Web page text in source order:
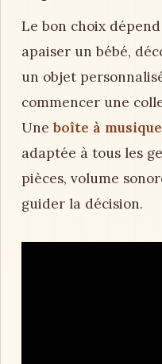
Le bon choix dépend
apaiser un bébé,
un objet
commencer une
Uneboîte à musique
adaptée à tous les
pièces, volume
guider la décision.